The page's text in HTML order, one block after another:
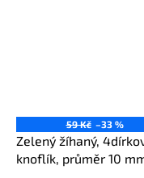
59 Kč –33 %
Zelený žíhaný,
knoflík, průměr 10